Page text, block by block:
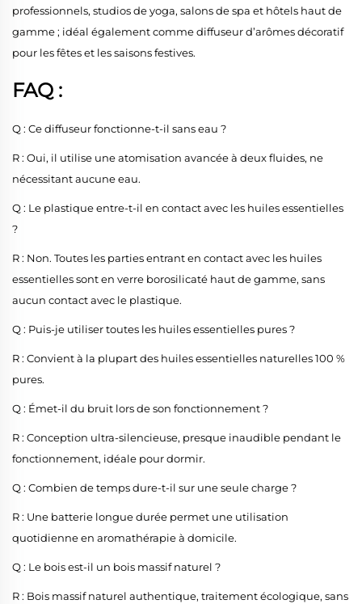
professionnels, studios de yoga, salons de spa et hôtels haut de
gamme ; idéal également comme diffuseur d’arômes décoratif
pour les fêtes et les saisons festives.
FAQ :
Q : Ce diffuseur fonctionne-t-il sans eau ?
R : Oui, il utilise une atomisation avancée à deux fluides, ne
nécessitant aucune eau.
Q : Le plastique entre-t-il en contact avec les huiles essentielles
?
R : Non. Toutes les parties entrant en contact avec les huiles
essentielles sont en verre borosilicaté haut de gamme, sans
aucun contact avec le plastique.
Q : Puis-je utiliser toutes les huiles essentielles pures ?
R : Convient à la plupart des huiles essentielles naturelles 100 %
pures.
Q : Émet-il du bruit lors de son fonctionnement ?
R : Conception ultra-silencieuse, presque inaudible pendant le
fonctionnement, idéale pour dormir.
Q : Combien de temps dure-t-il sur une seule charge ?
R : Une batterie longue durée permet une utilisation
quotidienne en aromathérapie à domicile.
Q : Le bois est-il un bois massif naturel ?
R : Bois massif naturel authentique, traitement écologique, sans